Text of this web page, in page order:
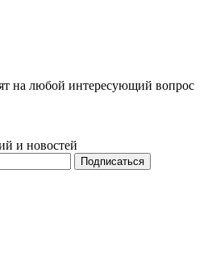
на любой интересующий вопрос
и новостей
Подписаться